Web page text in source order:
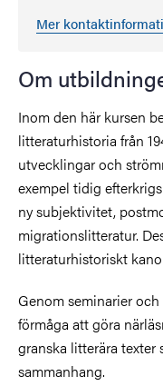
Mer
Om
Inom den här kursen
litteraturhistoria från
utvecklingar och
exempel tidig
ny subjektivitet,
migrationslitteratur.
litteraturhistoriskt
Genom seminarier
förmåga att göra
granska litterära texter
sammanhang.